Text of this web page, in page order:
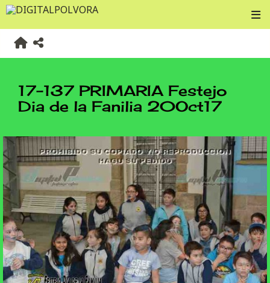
17-137 PRIMARIA Festejo
Dia de la Fanilia 20Oct17